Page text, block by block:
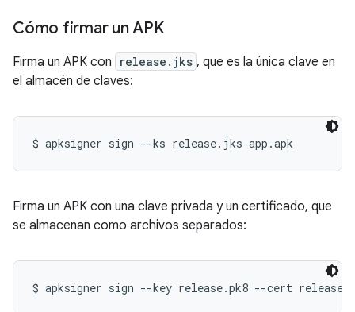
Cómo firmar un APK
Firma un APK con release.jks , que es la única clave en
el almacén de claves:
Firma un APK con una clave privada y un certificado, que
se almacenan como archivos separados: